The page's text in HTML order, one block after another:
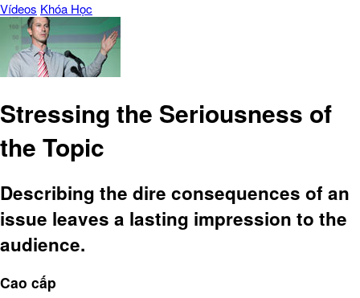
Vídeos Khóa Học
Stressing the Seriousness of
the Topic
Describing the dire consequences of an
issue leaves a lasting impression to the
audience.
Cao cấp